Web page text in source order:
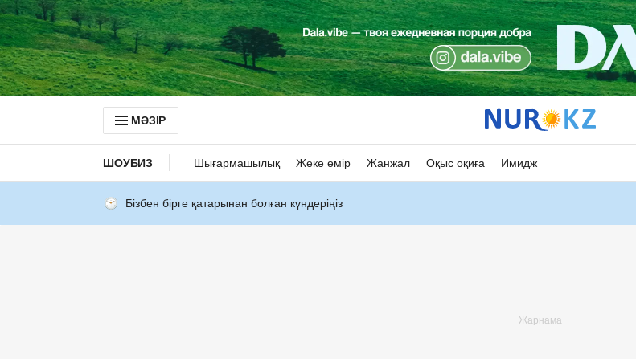
МӘЗІР
ШОУБИЗ Шығармашылық Жеке өмір Жанжал Оқыс оқиға Имидж
Бізбен бірге қатарынан болған күндеріңіз